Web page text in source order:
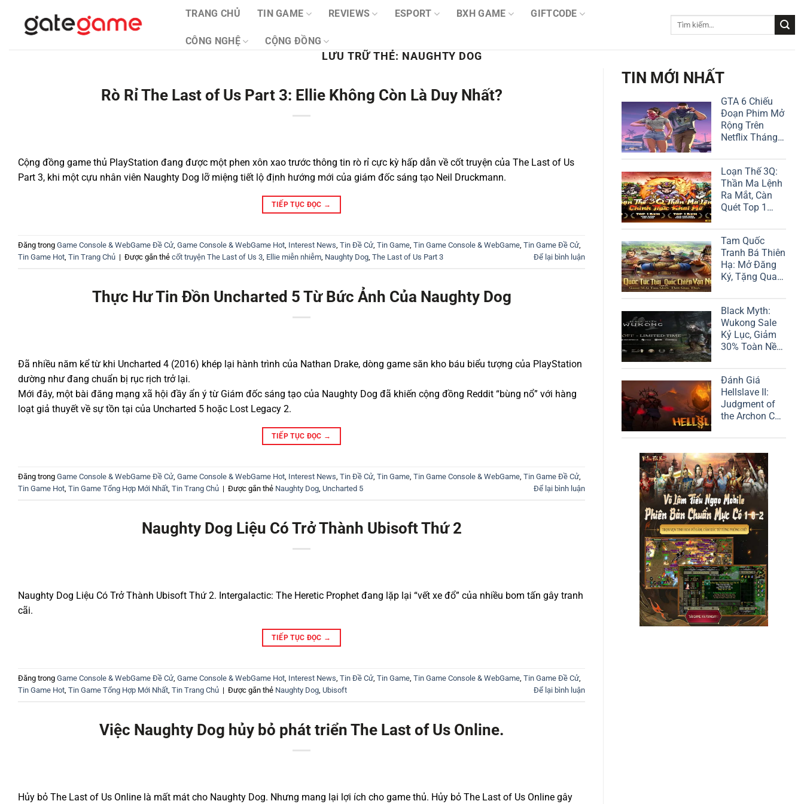
dung
TRANG CHỦ TIN GAME REVIEWS ESPORT BXH GAME GIFTCODE
CÔNG NGHỆ CỘNG ĐỒNG
LƯU TRỮ THẺ: NAUGHTY DOG
Rò Rỉ The Last of Us Part 3: Ellie Không Còn Là Duy Nhất?
Cộng đồng game thủ PlayStation đang được một phen xôn xao trước thông tin rò rỉ cực kỳ hấp dẫn về cốt truyện của The Last of Us
Part 3, khi một cựu nhân viên Naughty Dog lỡ miệng tiết lộ định hướng mới của giám đốc sáng tạo Neil Druckmann.
TIẾP TỤC ĐỌC →
Đăng trong Game Console & WebGame Đề Cử, Game Console & WebGame Hot, Interest News, Tin Đề Cử, Tin Game, Tin Game Console & WebGame, Tin Game Đề Cử,
Tin Game Hot, Tin Trang Chủ | Được gắn thẻ cốt truyện The Last of Us 3, Ellie miễn nhiễm, Naughty Dog, The Last of Us Part 3 Để lại bình luận
Thực Hư Tin Đồn Uncharted 5 Từ Bức Ảnh Của Naughty Dog
Đã nhiều năm kể từ khi Uncharted 4 (2016) khép lại hành trình của Nathan Drake, dòng game săn kho báu biểu tượng của PlayStation
dường như đang chuẩn bị rục rịch trở lại.
Mới đây, một bài đăng mạng xã hội đầy ẩn ý từ Giám đốc sáng tạo của Naughty Dog đã khiến cộng đồng Reddit “bùng nổ” với hàng
loạt giả thuyết về sự tồn tại của Uncharted 5 hoặc Lost Legacy 2.
TIẾP TỤC ĐỌC →
Đăng trong Game Console & WebGame Đề Cử, Game Console & WebGame Hot, Interest News, Tin Đề Cử, Tin Game, Tin Game Console & WebGame, Tin Game Đề Cử,
Tin Game Hot, Tin Game Tổng Hợp Mới Nhất, Tin Trang Chủ | Được gắn thẻ Naughty Dog, Uncharted 5 Để lại bình luận
Naughty Dog Liệu Có Trở Thành Ubisoft Thứ 2
Naughty Dog Liệu Có Trở Thành Ubisoft Thứ 2. Intergalactic: The Heretic Prophet đang lặp lại “vết xe đổ” của nhiều bom tấn gây tranh
cãi.
TIẾP TỤC ĐỌC →
Đăng trong Game Console & WebGame Đề Cử, Game Console & WebGame Hot, Interest News, Tin Đề Cử, Tin Game, Tin Game Console & WebGame, Tin Game Đề Cử,
Tin Game Hot, Tin Game Tổng Hợp Mới Nhất, Tin Trang Chủ | Được gắn thẻ Naughty Dog, Ubisoft Để lại bình luận
Việc Naughty Dog hủy bỏ phát triển The Last of Us Online.
Hủy bỏ The Last of Us Online là mất mát cho Naughty Dog. Nhưng mang lại lợi ích cho game thủ. Hủy bỏ The Last of Us Online gây
TIN MỚI NHẤT
GTA 6 Chiếu
Đoạn Phim Mở
Rộng Trên
Netflix Tháng
Loạn Thế 3Q:
Thần Ma Lệnh
Ra Mắt, Càn
Quét Top 1
Tam Quốc
Tranh Bá Thiên
Hạ: Mở Đăng
Ký, Tặng Quan
Black Myth:
Wukong Sale
Kỷ Lục, Giảm
30% Toàn Nền
Đánh Giá
Hellslave II:
Judgment of
the Archon Chi